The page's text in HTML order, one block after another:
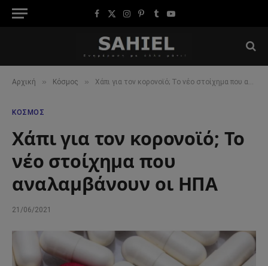
Facebook
X
Instagram
Pinterest
TumblrYouTube
Αρχική » Κόσμος » Χάπι για τον κορονοϊό; Το νέο στοίχημα που αναλαμβάνουν οι ΗΠΑ
ΚΌΣΜΟΣ
Χάπι για τον κορονοϊό; Το
νέο στοίχημα που
αναλαμβάνουν οι ΗΠΑ
21/06/2021